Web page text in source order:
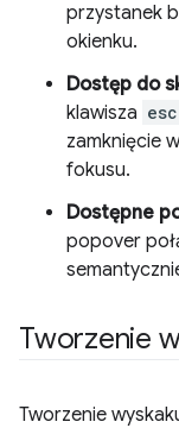
przystanek
okienku.
Dostęp do
klawisza esc
zamknięcie
fokusu.
Dostępne
popover
Tworzenie
Tworzenie